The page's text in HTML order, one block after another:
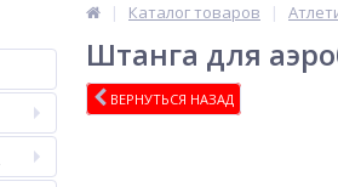
Каталог товаров
Штанга для
ВЕРНУТЬСЯ НАЗАД